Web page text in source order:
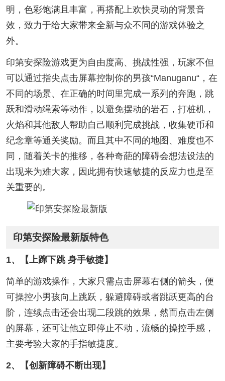
明，色彩饱满且丰富，再搭配上欢快灵动的背景音
效，致力于给大家带来全新与众不同的游戏体验之
外。
印第安探险游戏更为自由度高、挑战性强，玩家不但
可以通过指尖点击屏幕控制你的男孩“Manuganu“，在
不同的场景、在正确的时间里完成一系列的奔跑，跳
跃和滑动绳索等动作，以避免摆动的岩石，打桩机，
火焰和其他敌人帮助自己顺利完成挑战，收集硬币和
纪念章等通关奖励。而且其中不同的地图、难度也不
同，随着关卡的推移，各种奇葩的障碍会想法设法的
出现来为难大家，因此拥有快速敏捷的反应力也是至
关重要的。
印第安探险最新版特色
1、【上蹿下跳 身手敏捷】
简单的游戏操作，大家只需点击屏幕右侧的箭头，便
可操控小男孩向上跳跃，躲避障碍或者跳跃更高的台
阶，连续点击还会出现二段跳的效果，然而点击左侧
的屏幕，还可让他立即停止不动，流畅的操控手感，
主要考验大家的手指敏捷度。
2、【创新障碍不断出现】